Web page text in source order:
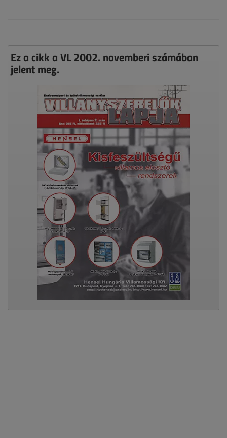
Ez a cikk a VL 2002. novemberi számában
jelent meg.